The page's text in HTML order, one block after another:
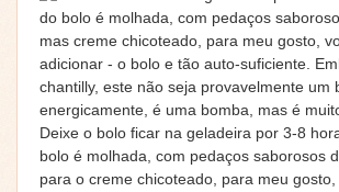
Deixe o bolo ficar na geladeira por 3-8
bolo é molhada, com pedaços saborosos
para o creme chicoteado, para meu